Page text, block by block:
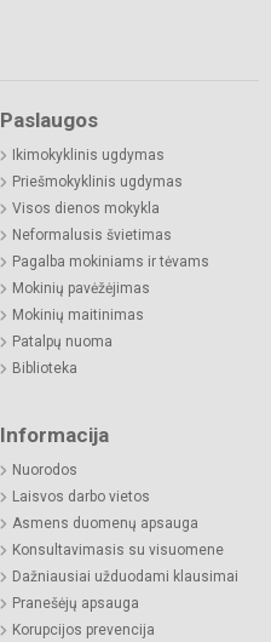
Paslaugos
Ikimokyklinis ugdymas
Priešmokyklinis ugdymas
Visos dienos mokykla
Neformalusis švietimas
Pagalba mokiniams ir tėvams
Mokinių pavėžėjimas
Mokinių maitinimas
Patalpų nuoma
Biblioteka
Informacija
Nuorodos
Laisvos darbo vietos
Asmens duomenų apsauga
Konsultavimasis su visuomene
Dažniausiai užduodami klausimai
Pranešėjų apsauga
Korupcijos prevencija